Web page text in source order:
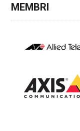
MEMBRI